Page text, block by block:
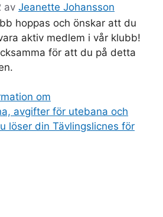
av Jeanette Johansson
hoppas och önskar att du
aktiv medlem i vår klubb!
för att du på detta
om
avgifter för utebana och
löser din Tävlingslicnes för